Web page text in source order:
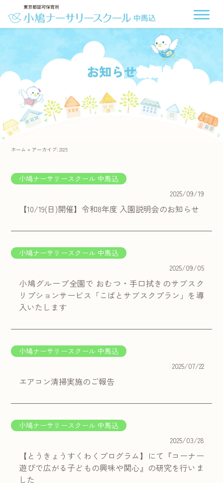
お知らせ
ホーム » アーカイブ: 2025
小鳩ナーサリースクール 中馬込
2025/09/19
【10/19(日)開催】令和8年度 入園説明会のお知らせ
小鳩ナーサリースクール 中馬込
2025/09/05
小鳩グループ全園で おむつ・手口拭きのサブスク
リプションサービス「こばとサブスクプラン」を導
入いたします
小鳩ナーサリースクール 中馬込
2025/07/22
エアコン清掃実施のご報告
小鳩ナーサリースクール 中馬込
2025/03/28
【とうきょうすくわくプログラム】にて『コーナー
遊びで広がる子どもの興味や関心』の研究を行いま
した